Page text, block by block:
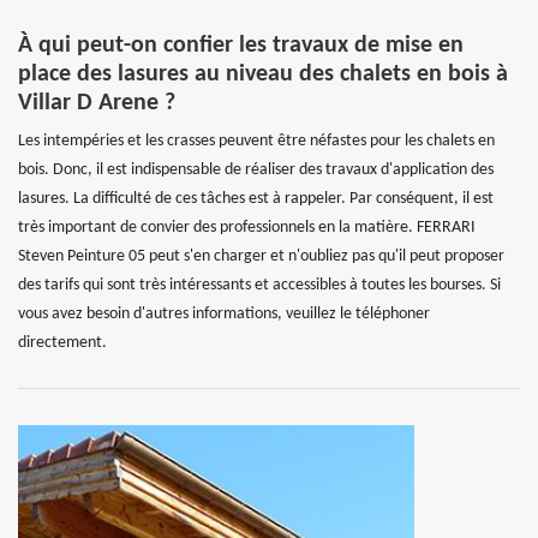
À qui peut-on confier les travaux de mise en
place des lasures au niveau des chalets en bois à
Villar D Arene ?
Les intempéries et les crasses peuvent être néfastes pour les chalets en
bois. Donc, il est indispensable de réaliser des travaux d'application des
lasures. La difficulté de ces tâches est à rappeler. Par conséquent, il est
très important de convier des professionnels en la matière. FERRARI
Steven Peinture 05 peut s'en charger et n'oubliez pas qu'il peut proposer
des tarifs qui sont très intéressants et accessibles à toutes les bourses. Si
vous avez besoin d'autres informations, veuillez le téléphoner
directement.